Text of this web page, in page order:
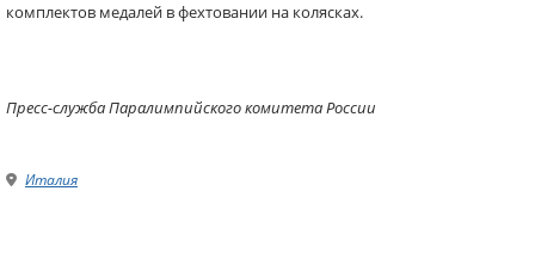
комплектов медалей в фехтовании на колясках.
Пресс-служба Паралимпийского комитета России
Италия